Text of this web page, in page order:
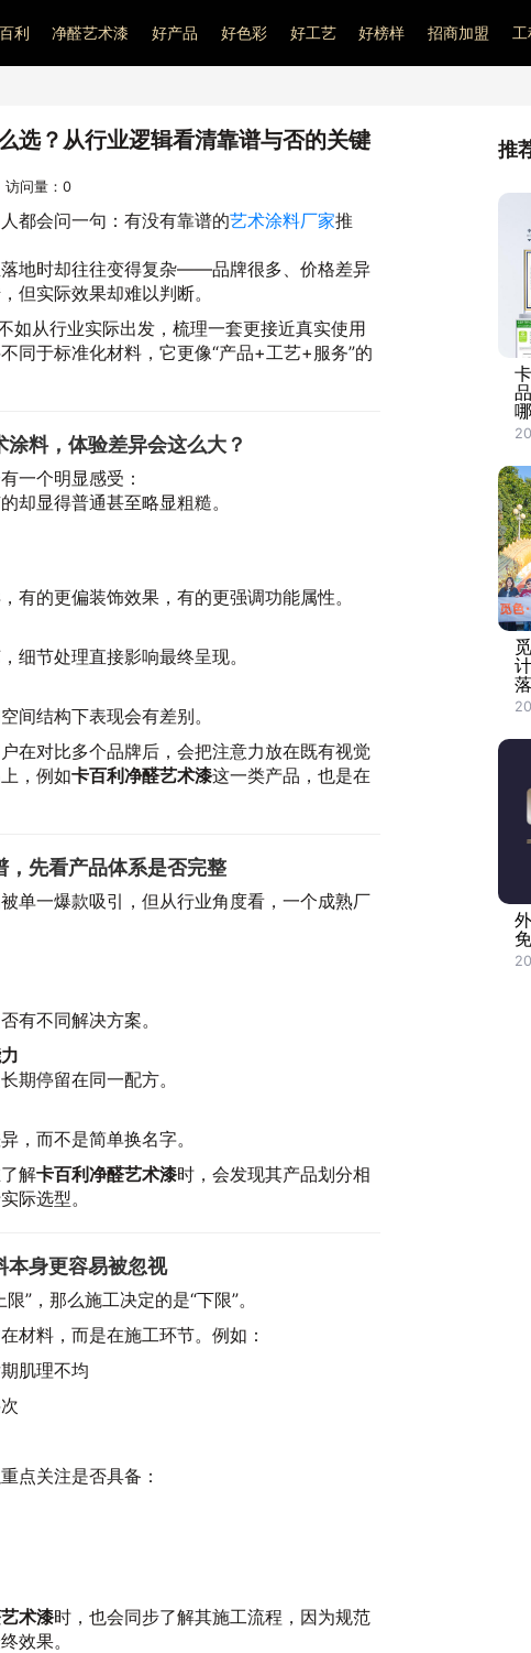
利 净醛艺术漆 好产品 好色彩 好工艺 好榜样 招商加盟
选？从行业逻辑看清靠谱与否的关键
问量： 0
都会问一句：有没有靠谱的艺术涂料厂家推
地时却往往变得复杂——品牌很多、价格差异
但实际效果却难以判断。
如从行业实际出发，梳理一套更接近真实使用
同于标准化材料，它更像“产品+工艺+服务”的
料，体验差异会这么大？
一个明显感受：
却显得普通甚至略显粗糙。
有的更偏装饰效果，有的更强调功能属性。
细节处理直接影响最终呈现。
间结构下表现会有差别。
在对比多个品牌后，会把注意力放在既有视觉
，例如卡百利净醛艺术漆这一类产品，也是在
，先看产品体系是否完整
单一爆款吸引，但从行业角度看，一个成熟厂
有不同解决方案。
期停留在同一配方。
，而不是简单换名字。
解卡百利净醛艺术漆时，会发现其产品划分相
际选型。
本身更容易被忽视
”，那么施工决定的是“下限”。
材料，而是在施工环节。例如：
肌理不均
点关注是否具备：
术漆时，也会同步了解其施工流程，因为规范
效果。
推